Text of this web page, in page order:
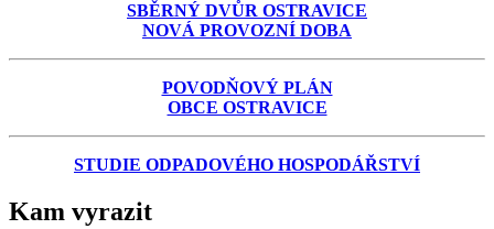
SBĚRNÝ DVŮR OSTRAVICE
NOVÁ PROVOZNÍ DOBA
POVODŇOVÝ PLÁN
OBCE OSTRAVICE
STUDIE ODPADOVÉHO HOSPODÁŘSTVÍ
Kam vyrazit